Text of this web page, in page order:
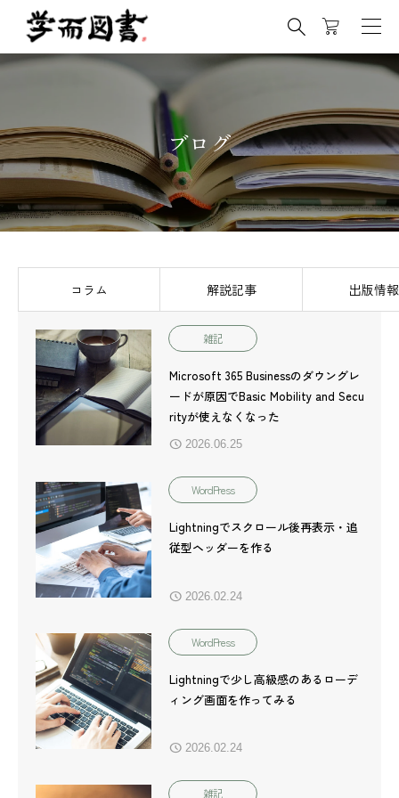

ブログ
コラム 解説記事 出版情報
雑記
Microsoft 365 Businessのダウングレ
ードが原因でBasic Mobility and Secu
rityが使えなくなった
2026.06.25
WordPress
Lightningでスクロール後再表示・追
従型ヘッダーを作る
2026.02.24
WordPress
Lightningで少し高級感のあるローデ
ィング画面を作ってみる
2026.02.24
雑記